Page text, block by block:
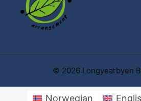
© 2026 Longyearbyen
Norwegian